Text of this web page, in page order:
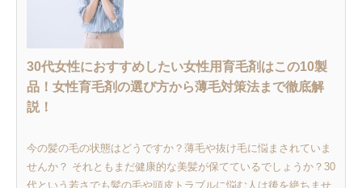
30代女性におすすめしたい女性用育毛剤はこの10製
品！女性育毛剤の選び方から薄毛対策法まで徹底解
説！
今の髪の毛の状態はどうですか？薄毛や抜け毛に悩まされていま
せんか？ それともまだ健康的な美髪が保てているでしょうか？30
代という若さでも髪の毛や頭皮トラブルに悩む人は後を絶ちませ